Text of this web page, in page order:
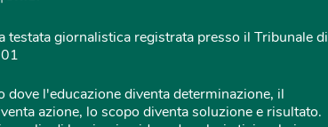
testata giornalistica registrata presso il Tribunale di
dove l'educazione diventa determinazione, il
azione, lo scopo diventa soluzione e risultato.